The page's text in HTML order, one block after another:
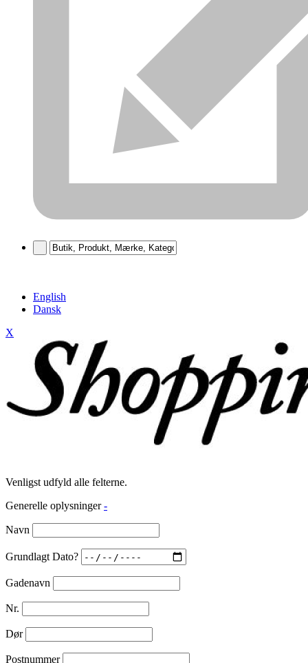
English
Dansk
X
Venligst udfyld alle felterne.
Generelle oplysninger -
Navn
Grundlagt Dato?
Gadenavn
Nr.
Dør
Postnummer